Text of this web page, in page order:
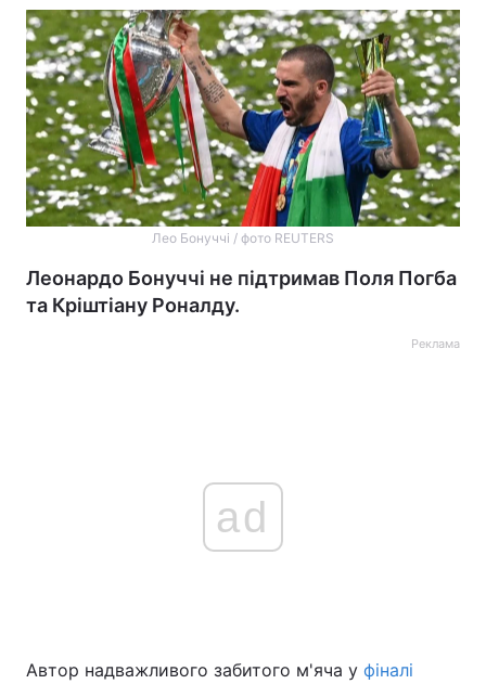
Лео Бонуччі / фото REUTERS
Леонардо Бонуччі не підтримав Поля Погба
та Кріштіану Роналду.
Реклама
ad
Автор надважливого забитого м'яча у фіналі